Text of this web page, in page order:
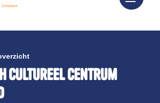
Cultureel Centrum